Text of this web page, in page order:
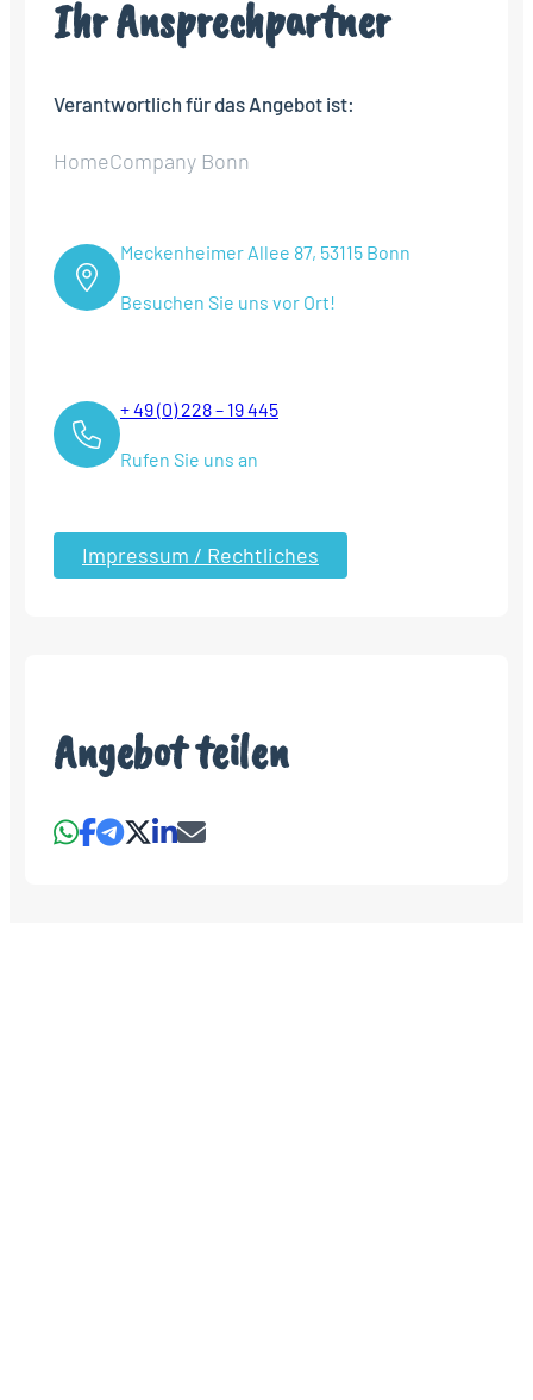
Ihr Ansprechpartner
Verantwortlich für das Angebot ist:
HomeCompany Bonn
Meckenheimer Allee 87, 53115 Bonn
Besuchen Sie uns vor Ort!
+ 49 (0) 228 – 19 445
Rufen Sie uns an
Impressum / Rechtliches
Angebot teilen